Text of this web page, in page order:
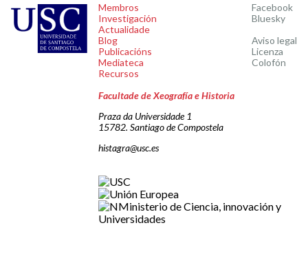
Membros
Investigación
Actualidade
Blog
Publicacións
Mediateca
Recursos
Facebook
Bluesky
Aviso legal
Licenza
Colofón
Facultade de Xeografía e Historia
Praza da Universidade 1
15782. Santiago de Compostela
histagra@usc.es